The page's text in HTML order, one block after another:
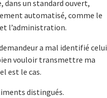
dans un standard ouvert,
automatisé, comme le
l’administration.
a mal identifié celui
vouloir transmettre ma
est le cas.
distingués.